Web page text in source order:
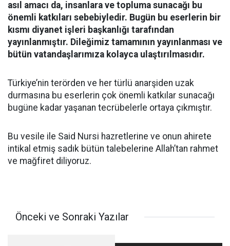
asıl amacı da, insanlara ve topluma sunacağı bu
önemli katkıları sebebiyledir. Bugün bu eserlerin bir
kısmı diyanet işleri başkanlığı tarafından
yayınlanmıştır. Dileğimiz tamamının yayınlanması ve
bütün vatandaşlarımıza kolayca ulaştırılmasıdır.
Türkiye’nin terörden ve her türlü anarşiden uzak
durmasına bu eserlerin çok önemli katkılar sunacağı
bugüne kadar yaşanan tecrübelerle ortaya çıkmıştır.
Bu vesile ile Said Nursi hazretlerine ve onun ahirete
intikal etmiş sadık bütün talebelerine Allah’tan rahmet
ve mağfiret diliyoruz.
Önceki ve Sonraki Yazılar